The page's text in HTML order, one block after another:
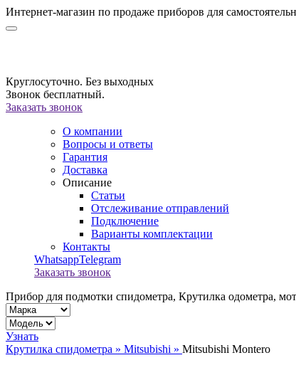
Интернет-магазин по продаже приборов для
Круглосуточно. Без выходных
Звонок бесплатный.
Заказать звонок
О компании
Вопросы и ответы
Гарантия
Доставка
Описание
Статьи
Отслеживание отправлений
Подключение
Варианты комплектации
Контакты
WhatsappTelegram
Заказать звонок
Прибор для подмотки спидометра, Крутилка одометра,
Узнать
Крутилка спидометра » Mitsubishi » Mitsubishi Montero